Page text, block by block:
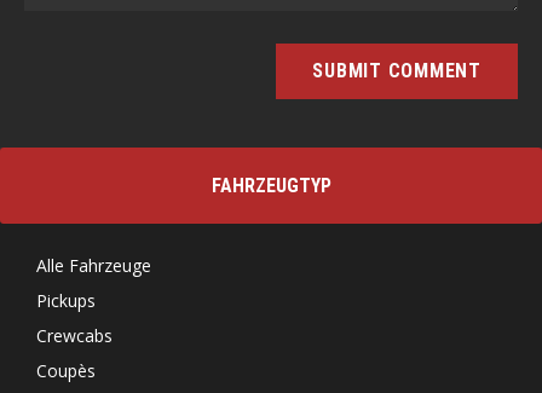
FAHRZEUGTYP
Alle Fahrzeuge
Pickups
Crewcabs
Coupès